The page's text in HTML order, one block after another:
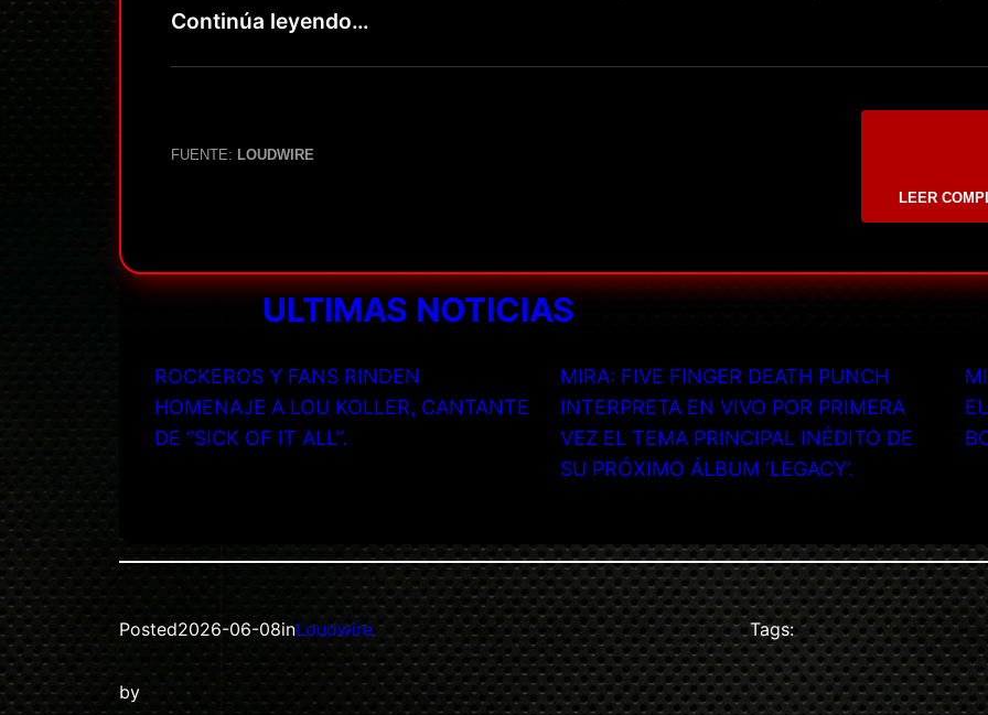
Continúa leyendo…
FUENTE: LOUDWIRE
LEER
ULTIMAS NOTICIAS
ROCKEROS Y FANS RINDEN
HOMENAJE A LOU KOLLER, CANTANTE
DE “SICK OF IT ALL”.
MIRA: FIVE FINGER DEATH PUNCH
INTERPRETA EN VIVO POR PRIMERA
VEZ EL TEMA PRINCIPAL INÉDITO DE
SU PRÓXIMO ÁLBUM ‘LEGACY’.
Posted2026-06-08inLoudwire
by
Tags: